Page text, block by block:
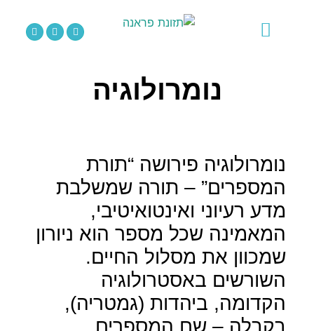
נומרולוגיה
נומרולוגיה פירושה “תורת
המספרים” – תורה שמשלבת
מדע רעיוני ואינטואיטיבי,
המאמינה שכל מספר הוא ניורון
שמכוון את מסלול החיים.
השורשים באסטרולוגיה
הקדומה, ביהדות (גמטריה),
בקבלה – שם המספרים